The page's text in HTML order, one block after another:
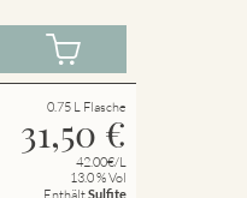
0.75 L Flasche
31,50 €
42.00€/L
13.0 % Vol
EnthältSulfite